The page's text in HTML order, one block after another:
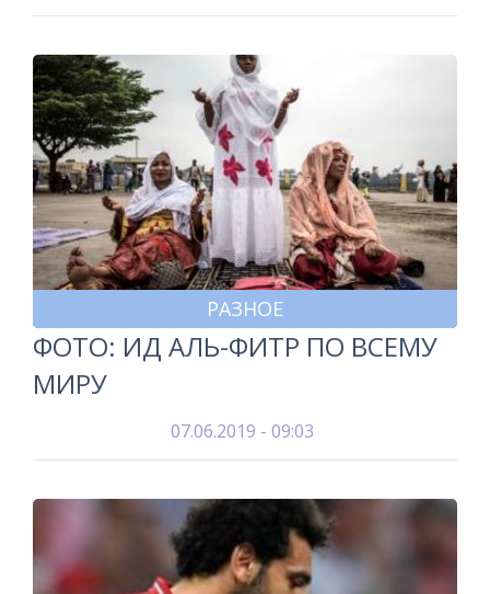
РАЗНОЕ
ФОТО: ИД АЛЬ-ФИТР ПО ВСЕМУ
МИРУ
07.06.2019 - 09:03